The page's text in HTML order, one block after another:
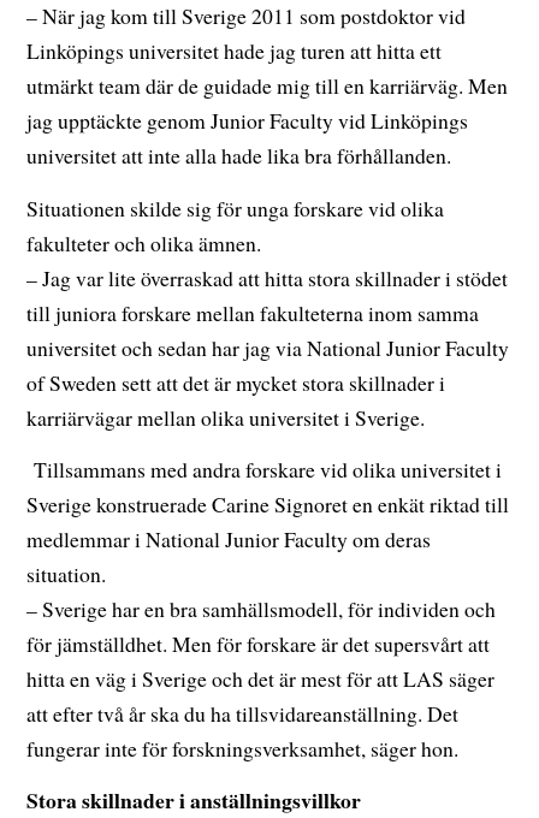
– När jag kom till Sverige 2011 som postdoktor vid
Linköpings universitet hade jag turen att hitta ett
utmärkt team där de guidade mig till en karriärväg. Men
jag upptäckte genom Junior Faculty vid Linköpings
universitet att inte alla hade lika bra förhållanden.
Situationen skilde sig för unga forskare vid olika
fakulteter och olika ämnen.
– Jag var lite överraskad att hitta stora skillnader i stödet
till juniora forskare mellan fakulteterna inom samma
universitet och sedan har jag via National Junior Faculty
of Sweden sett att det är mycket stora skillnader i
karriärvägar mellan olika universitet i Sverige.
Tillsammans med andra forskare vid olika universitet i
Sverige konstruerade Carine Signoret en enkät riktad till
medlemmar i National Junior Faculty om deras
situation.
– Sverige har en bra samhällsmodell, för individen och
för jämställdhet. Men för forskare är det supersvårt att
hitta en väg i Sverige och det är mest för att LAS säger
att efter två år ska du ha tillsvidareanställning. Det
fungerar inte för forskningsverksamhet, säger hon.
Stora skillnader i anställningsvillkor